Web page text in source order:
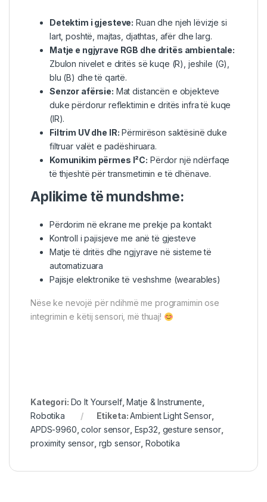
Detektim i gjesteve: Ruan dhe njeh lëvizje si
lart, poshtë, majtas, djathtas, afër dhe larg.
Matje e ngjyrave RGB dhe dritës ambientale:
Zbulon nivelet e dritës së kuqe (R), jeshile (G),
blu (B) dhe të qartë.
Senzor afërsie: Mat distancën e objekteve
duke përdorur reflektimin e dritës infra të kuqe
(IR).
Filtrim UV dhe IR: Përmirëson saktësinë duke
filtruar valët e padëshiruara.
Komunikim përmes I²C: Përdor një ndërfaqe
të thjeshtë për transmetimin e të dhënave.
Aplikime të mundshme:
Përdorim në ekrane me prekje pa kontakt
Kontroll i pajisjeve me anë të gjesteve
Matje të dritës dhe ngjyrave në sisteme të
automatizuara
Pajisje elektronike të veshshme (wearables)
Nëse ke nevojë për ndihmë me programimin ose
integrimin e këtij sensori, më thuaj!
Kategori: Do It Yourself,Matje & Instrumente
Robotika
Etiketa:Ambient Light Sensor,
APDS-9960 ,color sensor, Esp32 gesture sensor,
proximity sensor, rgb sensor Robotika